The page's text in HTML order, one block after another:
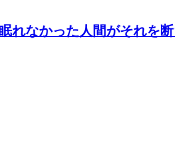
れなかった人間がそれを